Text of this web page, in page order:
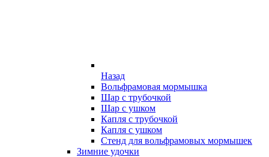
Назад
Вольфрамовая мормышка
Шар с трубочкой
Шар с ушком
Капля с трубочкой
Капля с ушком
Стенд для вольфрамовых мормышек
Зимние удочки